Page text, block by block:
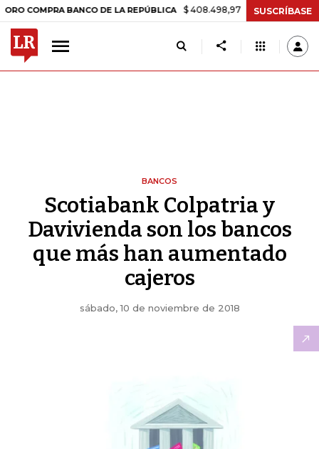
BANCO DE LA REPÚBLICA $ 408.498,97 +$ 8.753,81 +2,19%
SUSCRÍBASE
BANCOS
Scotiabank Colpatria y
Davivienda son los bancos
que más han aumentado
cajeros
sábado, 10 de noviembre de 2018